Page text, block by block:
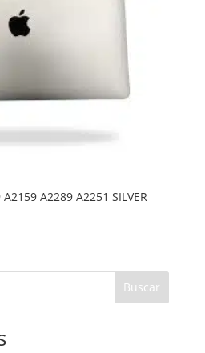
A2289 A2251 SILVER
Buscar